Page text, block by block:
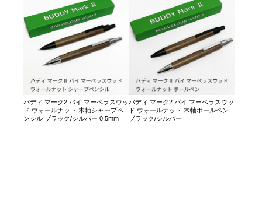
バディ マーク2 バイ マーベラスウッ
ド ウォールナット 木軸シャープペ
ンシル ブラック/シルバー 0.5mm
バディ マーク2 バイ マーベラスウッ
ド ウォールナット 木軸ボールペン
ブラック/シルバー